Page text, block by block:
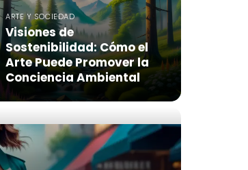
ARTE Y SOCIEDAD
Visiones de
Sostenibilidad: Cómo el
Arte Puede Promover la
Conciencia Ambiental